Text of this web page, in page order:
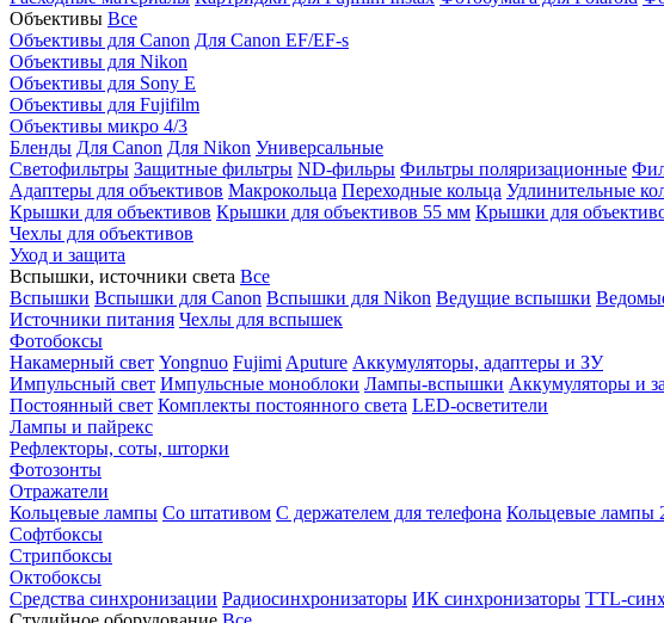
Объективы Все
Объективы для Canon Для Canon EF/EF-s
Объективы для Nikon
Объективы для Sony E
Объективы для Fujifilm
Объективы микро 4/3
Бленды Для Canon Для Nikon Универсальные
Светофильтры Защитные фильтры ND-фильры Фильтры поляризационные
Адаптеры для объективов Макрокольца Переходные кольца Удлинительные
Крышки для объективов Крышки для объективов 55 мм Крышки для
Чехлы для объективов
Уход и защита
Вспышки, источники света Все
Вспышки Вспышки для Canon Вспышки для Nikon Ведущие вспышки
Источники питания Чехлы для вспышек
Фотобоксы
Накамерный свет Yongnuo Fujimi Aputure Аккумуляторы, адаптеры и ЗУ
Импульсный свет Импульсные моноблоки Лампы-вспышки Аккумуляторы и
Постоянный свет Комплекты постоянного света LED-осветители
Лампы и пайрекс
Рефлекторы, соты, шторки
Фотозонты
Отражатели
Кольцевые лампы Со штативом С держателем для телефона Кольцевые лампы
Софтбоксы
Стрипбоксы
Октобоксы
Средства синхронизации Радиосинхронизаторы ИК синхронизаторы TTL-